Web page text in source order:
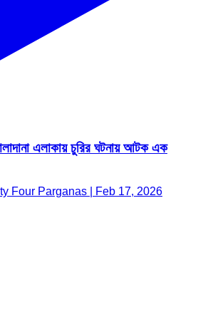
এলাকায় চুরির ঘটনায় আটক এক
Four Parganas | Feb 17, 2026